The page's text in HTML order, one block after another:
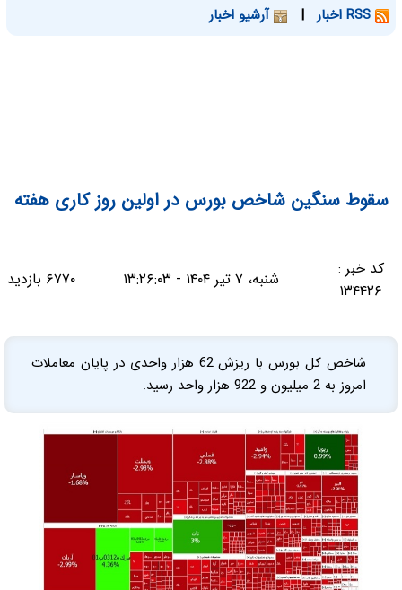
| آرشیو اخبار
سقوط سنگین شاخص بورس در اولین روز کاری هفته
کد خبر :
۱۳۴۴۲۶
شنبه، ۷ تیر ۱۴۰۴ - ۱۳:۲۶:۰۳ ۶۷۷۰ بازدید
شاخص کل بورس با ریزش 62 هزار واحدی در پایان معاملات
امروز به 2 میلیون و 922 هزار واحد رسید.